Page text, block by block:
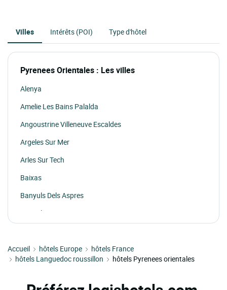
Villes Intérêts (POI) Type d'hôtel
Pyrenees Orientales : Les villes
Alenya
Amelie Les Bains Palalda
Angoustrine Villeneuve Escaldes
Argeles Sur Mer
Arles Sur Tech
Baixas
Banyuls Dels Aspres
Banyuls Sur Mer
Bolquere
Bourg Madame
Cabestany
Accueil hôtels Europe
hôtels France
hôtels Languedoc roussillon
hôtels Pyrenees orientales